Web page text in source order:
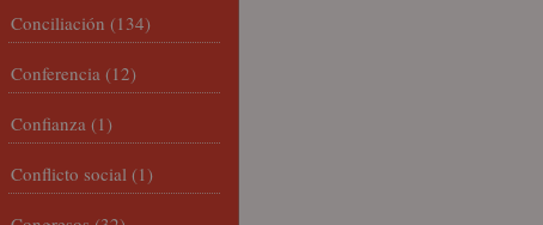
Conciliación (134)
Conferencia (12)
Confianza (1)
Conflicto social (1)